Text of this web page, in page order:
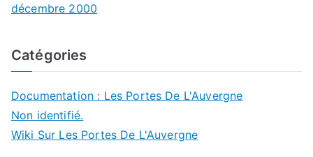
décembre 2000
Catégories
Documentation : Les Portes De L'Auvergne
Non identifié.
Wiki Sur Les Portes De L'Auvergne